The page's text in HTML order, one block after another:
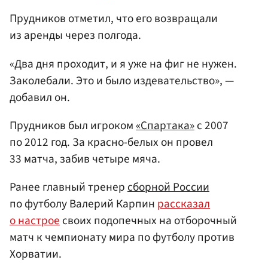
Прудников отметил, что его возвращали
из аренды через полгода.
«Два дня проходит, и я уже на фиг не нужен.
Заколебали. Это и было издевательство», —
добавил он.
Прудников был игроком«Спартака»с 2007
по 2012 год. За красно-белых он провел
33 матча, забив четыре мяча.
Ранее главный тренерсборной России
по футболу Валерий Карпин рассказал
о настроесвоих подопечных на отборочный
матч к чемпионату мира по футболу против
Хорватии.